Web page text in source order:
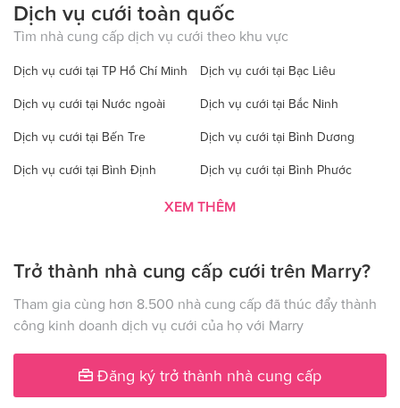
Dịch vụ cưới toàn quốc
Tìm nhà cung cấp dịch vụ cưới theo khu vực
Dịch vụ cưới tại TP Hồ Chí Minh Dịch vụ cưới tại Bạc Liêu
Dịch vụ cưới tại Nước ngoài Dịch vụ cưới tại Bắc Ninh
Dịch vụ cưới tại Bến Tre Dịch vụ cưới tại Bình Dương
Dịch vụ cưới tại Bình Định Dịch vụ cưới tại Bình Phước
Dịch vụ cưới tại Bình Thuận Dịch vụ cưới tại Cà Mau
Dịch vụ cưới tại Hà Nội Dịch vụ cưới tại Đăk Nông
Dịch vụ cưới tại Điện Biên Dịch vụ cưới tại Đồng Nai
Dịch vụ cưới tại Đồng Tháp Dịch vụ cưới tại Gia Lai
Dịch vụ cưới tại Hà Giang Dịch vụ cưới tại Hà Nam
Dịch vụ cưới tại Hà Tây Dịch vụ cưới tại Hà Tĩnh
XEM THÊM
Trở thành nhà cung cấp cưới trên Marry?
Tham gia cùng hơn 8.500 nhà cung cấp đã thúc đẩy thành
công kinh doanh dịch vụ cưới của họ với Marry
Đăng ký trở thành nhà cung cấp